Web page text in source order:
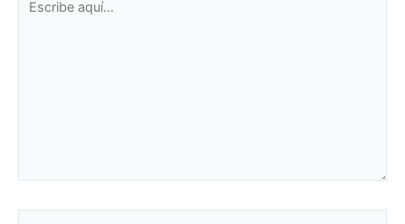
aquí...